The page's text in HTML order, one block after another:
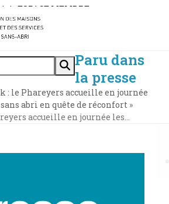
| | ESPACE MEMBRE
Paru dans
la presse
: le Phareyers accueille en journée
abri en quête de réconfort »
accueille en journée les…